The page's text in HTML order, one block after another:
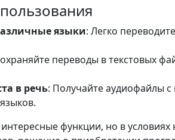
языки: Легко
переводы в текстовых
в речь: Получайте аудиофайлы
функции, но в